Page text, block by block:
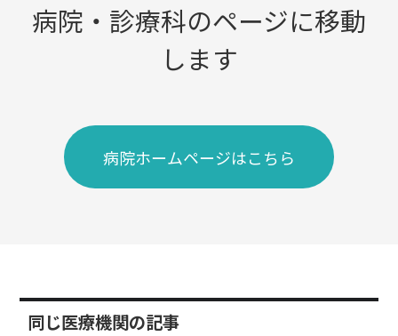
病院・診療科のページに移動
します
病院ホームページはこちら
同じ医療機関の記事